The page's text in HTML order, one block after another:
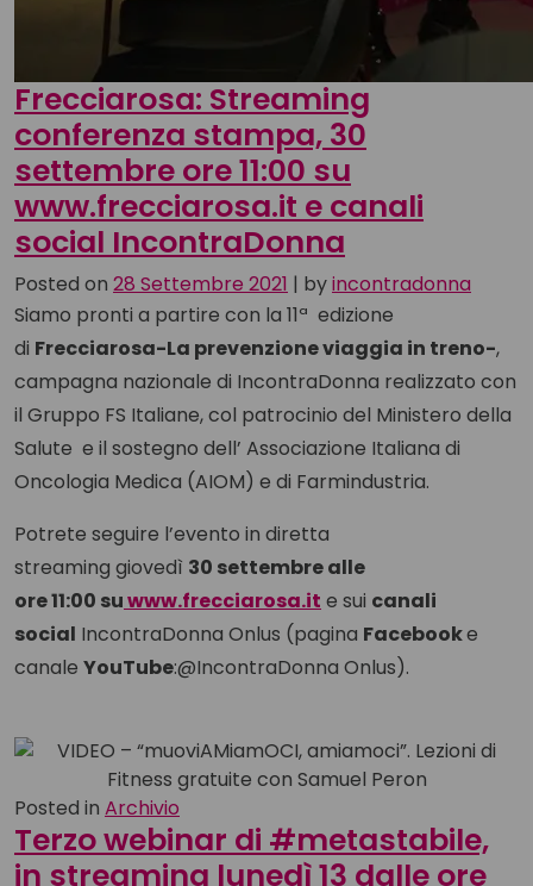
Frecciarosa: Streaming
conferenza stampa, 30
settembre ore 11:00 su
www.frecciarosa.it e canali
social IncontraDonna
Posted on 28 Settembre 2021 | byincontradonna
Siamo pronti a partire con la 11ª edizione
di Frecciarosa-La prevenzione viaggia in treno-,
campagna nazionale di IncontraDonna realizzato con
il Gruppo FS Italiane, col patrocinio del Ministero della
Salute e il sostegno dell’ Associazione Italiana di
Oncologia Medica (AIOM) e di Farmindustria.
Potrete seguire l’evento in diretta
streaming giovedì 30 settembre alle
ore 11:00 suwww.frecciarosa.it e sui canali
social IncontraDonna Onlus (pagina Facebooke
canale YouTube:@IncontraDonna Onlus).
Posted in Archivio
Terzo webinar di #metastabile,
in streaming lunedì 13 dalle ore